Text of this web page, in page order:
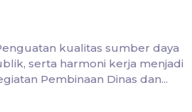
kualitas sumber daya
serta harmoni kerja menjadi
Pembinaan Dinas dan...